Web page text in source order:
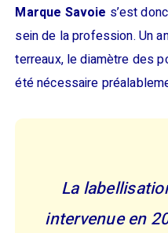
Marque Savoie s’est
sein de la profession. Un
terreaux, le diamètre des
été nécessaire
La
intervenue en